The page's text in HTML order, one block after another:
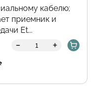
кабелю;
приемник и
Et...
- +